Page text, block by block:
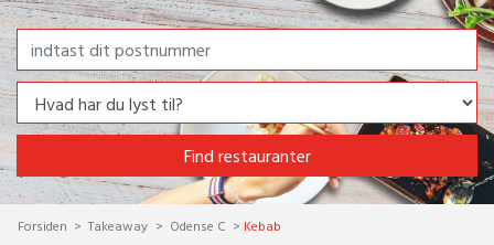
Find restauranter
Forsiden Takeaway Odense C Kebab